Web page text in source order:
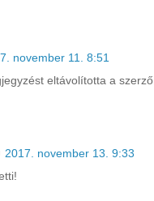
november 11. 8:51
eltávolította a szerző.
2017. november 13. 9:33